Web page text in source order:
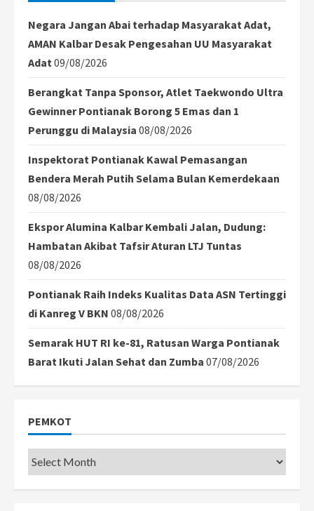
Negara Jangan Abai terhadap Masyarakat Adat,
AMAN Kalbar Desak Pengesahan UU Masyarakat
Adat 09/08/2026
Berangkat Tanpa Sponsor, Atlet Taekwondo Ultra
Gewinner Pontianak Borong 5 Emas dan 1
Perunggu di Malaysia 08/08/2026
Inspektorat Pontianak Kawal Pemasangan
Bendera Merah Putih Selama Bulan Kemerdekaan
08/08/2026
Ekspor Alumina Kalbar Kembali Jalan, Dudung:
Hambatan Akibat Tafsir Aturan LTJ Tuntas
08/08/2026
Pontianak Raih Indeks Kualitas Data ASN Tertinggi
di Kanreg V BKN 08/08/2026
Semarak HUT RI ke-81, Ratusan Warga Pontianak
Barat Ikuti Jalan Sehat dan Zumba 07/08/2026
PEMKOT
Pemkot